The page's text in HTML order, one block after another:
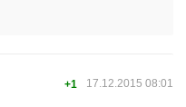
17.12.2015 08:01
+1